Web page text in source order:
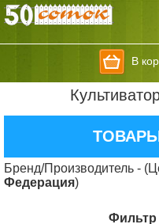
В
Бренд/Производитель -
Федерация)
Фильтр